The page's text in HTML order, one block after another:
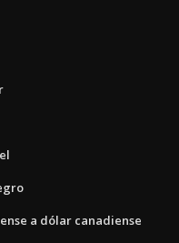
a dólar canadiense